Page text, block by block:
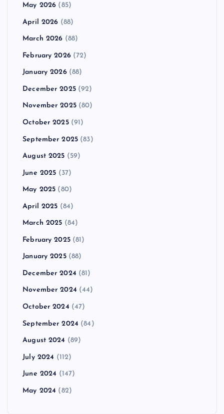
May 2026 (85)
April 2026 (88)
March 2026 (88)
February 2026(72)
January 2026(88)
December 2025(92)
November 2025(80)
October 2025(91)
September 2025 (83)
August 2025 (59)
June 2025 (37)
May 2025 (80)
April 2025 (84)
March 2025 (84)
February 2025(81)
January 2025(88)
December 2024 (81)
November 2024 (44)
October 2024 (47)
September 2024 (84)
August 2024 (89)
July 2024 (112)
June 2024 (147)
May 2024 (82)